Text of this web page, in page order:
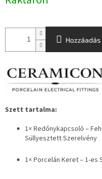
Szett tartalma:
1× Redőnykapcsoló –
Süllyesztett Szerelvény
1× Porcelán Keret – 1-